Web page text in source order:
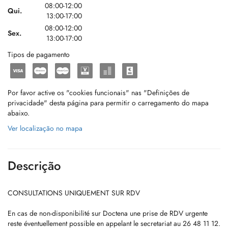
Qui.
08:00-12:00
13:00-17:00
Sex.
08:00-12:00
13:00-17:00
Tipos de pagamento
Por favor active os "cookies funcionais" nas "Definições de
privacidade" desta página para permitir o carregamento do mapa
abaixo.
Ver localização no mapa
Descrição
CONSULTATIONS UNIQUEMENT SUR RDV
En cas de non-disponibilité sur Doctena une prise de RDV urgente
reste éventuellement possible en appelant le secretariat au 26 48 11 12.